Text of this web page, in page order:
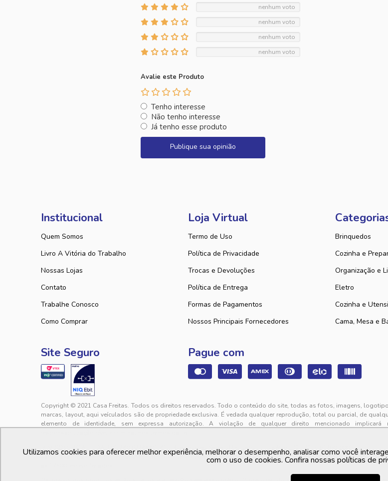
nenhum voto
nenhum voto
nenhum voto
nenhum voto
Avalie este Produto
Tenho interesse
Não tenho interesse
Já tenho esse produto
Publique sua opinião
Institucional
Quem Somos
Livro A Vitória do Trabalho
Nossas Lojas
Contato
Trabalhe Conosco
Como Comprar
Loja Virtual
Termo de Uso
Política de Privacidade
Trocas e Devoluções
Política de Entrega
Formas de Pagamentos
Nossos Principais Fornecedores
Brinquedos
Cozinha e
Organização e
Eletro
Cozinha e
Cama, Mesa e
Site Seguro Pague com
Copyright © 2021 Casa Freitas. Todos os direitos reservados. Todo o conteúdo do site, todas as fotos, imagens,
marcas, layout, aqui veículados são de propriedade exclusiva. É vedada qualquer reprodução, total ou parcial, de
elemento de identidade, sem expressa autorização. A violação de qualquer direito mencionado implicará
PFM COMERCIAL LTDA. | 01.740.627/0001-41 - Rua Lourival Sales, 325 - Jabuti - Eusébio - CE | CEP: 61760-000
sac@casafreitas.com.br - WhatsApp: (85) 9994-3149. Atendimento de segunda a sexta-feira das 9h00 às 12h00 e das
Utilizamos cookies para oferecer melhor experiência, melhorar o desempenho, analisar como você
com o uso de cookies. Confira nossas políticas de